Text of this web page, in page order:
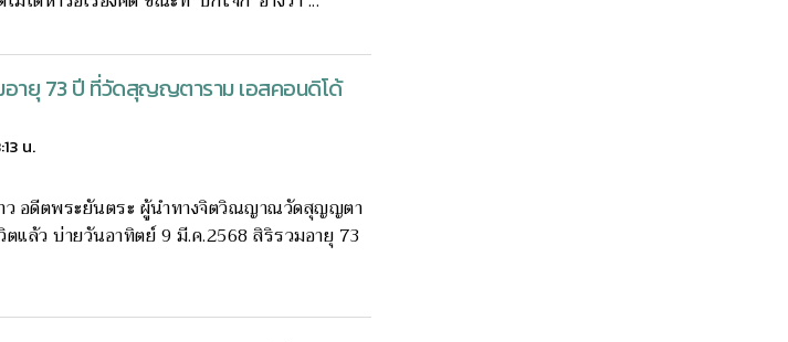
อายุ 73 ปี ที่วัดสุญญตาราม เอสคอนดิโด้
น.
ว อดีตพระยันตระ ผู้นำทางจิตวิณญาณวัดสุญญตา
แล้ว บ่ายวันอาทิตย์ 9 มี.ค.2568 สิริรวมอายุ 73